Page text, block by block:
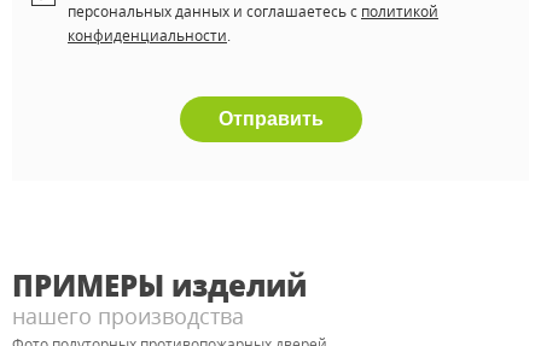
персональных данных и соглашаетесь c политикой
конфиденциальности.
Отправить
ПРИМЕРЫ изделий
нашего производства